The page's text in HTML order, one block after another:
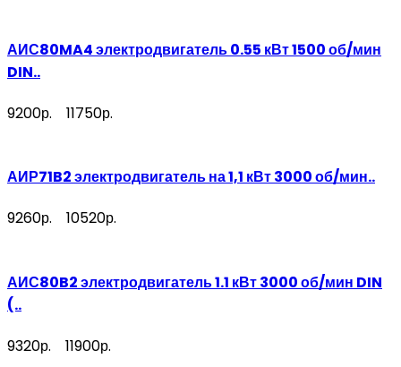
АИС80MA4 электродвигатель 0.55 кВт 1500 об/мин
DIN..
9200р. 11750р.
АИР71B2 электродвигатель на 1,1 кВт 3000 об/мин..
9260р. 10520р.
АИС80B2 электродвигатель 1.1 кВт 3000 об/мин DIN
(..
9320р. 11900р.